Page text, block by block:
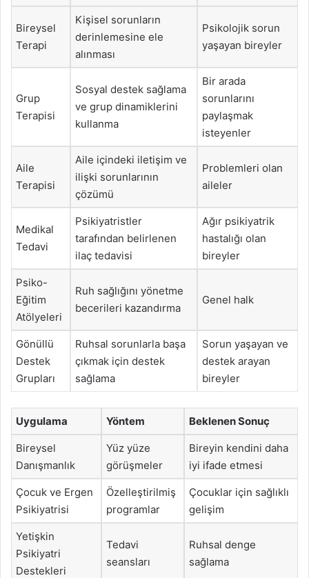
Bireysel
Terapi
Kişisel sorunların
derinlemesine ele
alınması
Psikolojik sorun
yaşayan bireyler
Grup
Terapisi
Sosyal destek sağlama
ve grup dinamiklerini
kullanma
Bir arada
sorunlarını
paylaşmak
isteyenler
Aile
Terapisi
Aile içindeki iletişim ve
ilişki sorunlarının
çözümü
Problemleri olan
aileler
Medikal
Tedavi
Psikiyatristler
tarafından belirlenen
ilaç tedavisi
Ağır psikiyatrik
hastalığı olan
bireyler
Psiko-
Eğitim
Atölyeleri
Ruh sağlığını yönetme
becerileri kazandırma
Genel halk
Gönüllü
Destek
Grupları
Ruhsal sorunlarla başa
çıkmak için destek
sağlama
Sorun yaşayan ve
destek arayan
bireyler
Uygulama Yöntem Beklenen Sonuç
Bireysel
Danışmanlık
Yüz yüze
görüşmeler
Bireyin kendini daha
iyi ifade etmesi
Çocuk ve Ergen
Psikiyatrisi
Özelleştirilmiş
programlar
Çocuklar için sağlıklı
gelişim
Yetişkin
Psikiyatri
Destekleri
Tedavi
seansları
Ruhsal denge
sağlama